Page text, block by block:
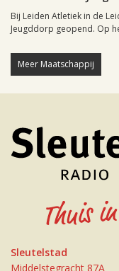
Bij Leiden Atletiek in de
Jeugddorp geopend. Op
Meer Maatschappij
Sleutelstad
Middelstegracht 87A